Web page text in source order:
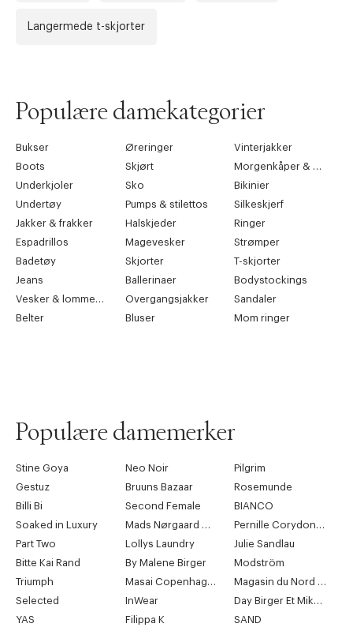
Langermede t-skjorter
Populære damekategorier
Bukser Øreringer
Vinterjakker
Boots
Skjørt
Morgenkåper & kimonoer
Underkjoler
Sko
Bikinier
Undertøy
Pumps & stilettos
Silkeskjerf
Jakker & frakker
Halskjeder
Ringer
Espadrillos
Magevesker
Strømper
Badetøy
Skjorter
T-skjorter
Jeans
Ballerinaer
Bodystockings
Vesker & lommebøker
Overgangsjakker
Sandaler
Belter
Bluser Mom ringer
Populære damemerker
Stine Goya Neo Noir
Pilgrim
Gestuz
Bruuns Bazaar
Rosemunde
Billi Bi
Second Female
BIANCO
Soaked in Luxury
Mads Nørgaard Copenhagen
Pernille Corydon Jewellery
Part Two
Lollys Laundry
Julie Sandlau
Bitte Kai Rand
By Malene Birger
Modström
Triumph
Masai Copenhagen
Magasin du Nord Collection
Selected
InWear
Day Birger Et Mikkelsen
YAS
Filippa K
SAND